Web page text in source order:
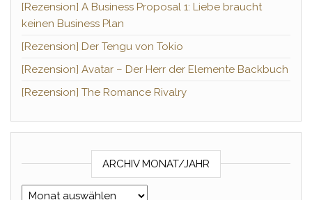
[Rezension] A Business Proposal 1: Liebe braucht
keinen Business Plan
[Rezension] Der Tengu von Tokio
[Rezension] Avatar – Der Herr der Elemente Backbuch
[Rezension] The Romance Rivalry
ARCHIV MONAT/JAHR
Archiv Monat/Jahr